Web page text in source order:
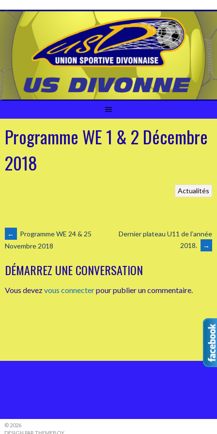
contenu
Programme WE 1 & 2 Décembre
2018
Actualités
NAVIGATION
DES
ARTICLES
←
Programme WE 24 & 25
Novembre 2018
Dernier plateau U11 de l’année
2018.
→
DÉMARREZ UNE CONVERSATION
Vous devezvous connecterpour publier un commentaire.
© 2026
DESIGN PAR THEMEBOY